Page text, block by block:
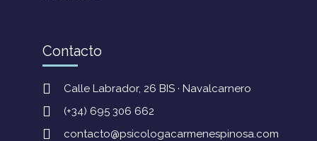
Contacto
Calle Labrador, 26 BIS · Navalcarnero
(+34) 695 306 662
contacto@psicologacarmenespinosa.com